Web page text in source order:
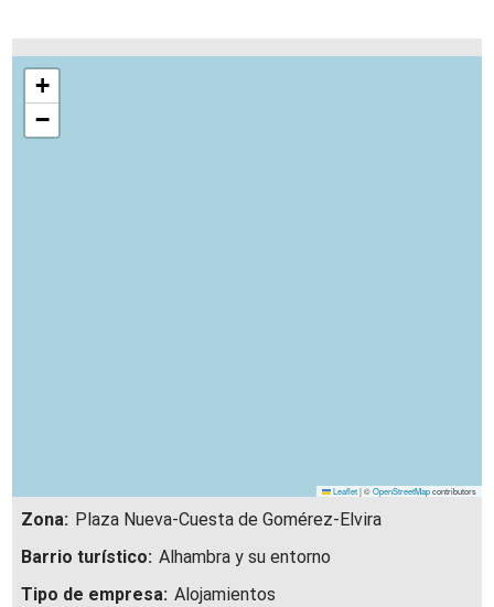
+
−
Leaflet |©OpenStreetMapcontributors
Zona: Plaza Nueva-Cuesta de Gomérez-Elvira
Barrio turístico: Alhambra y su entorno
Tipo de empresa: Alojamientos